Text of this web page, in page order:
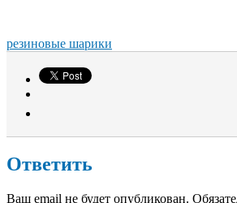
резиновые шарики
Ответить
Ваш email не будет опубликован.